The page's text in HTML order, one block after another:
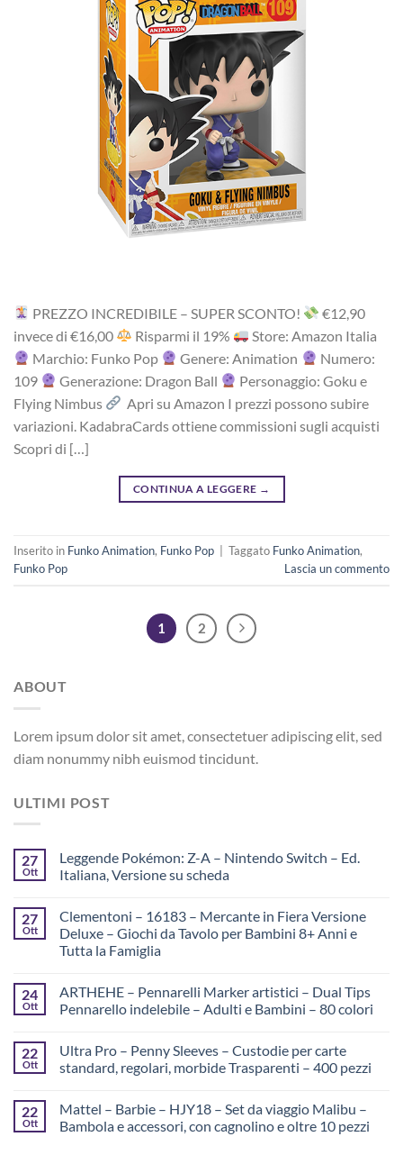
PREZZO INCREDIBILE – SUPER SCONTO!
‎€12,90
i‎nv‎ec‎e ‎di‎ €16,00
R‎is‎pa‎rm‎i ‎il‎ 19%
Store: Amazon Italia
Marchio: Funko Pop
Genere: Animation
Numero:
109
Generazione: Dragon Ball
Personaggio: Goku e
Flying Nimbus
Apri su Amazon I prezzi possono subire
variazioni. KadabraCards ottiene commissioni sugli acquisti
Scopri di […]
CONTINUA A LEGGERE →
Inserito in Funko Animation, Funko Pop Taggato Funko Animation,
Funko Pop
Lascia un commento
1 2
ABOUT
Lorem ipsum dolor sit amet, consectetuer adipiscing elit, sed
diam nonummy nibh euismod tincidunt.
ULTIMI POST
27
Ott
Leggende Pokémon: Z-A – Nintendo Switch – Ed.
Italiana, Versione su scheda
27
Ott
Clementoni – 16183 – Mercante in Fiera Versione
Deluxe – Giochi da Tavolo per Bambini 8+ Anni e
Tutta la Famiglia
24
Ott
ARTHEHE – Pennarelli Marker artistici – Dual Tips
Pennarello indelebile – Adulti e Bambini – 80 colori
22
Ott
Ultra Pro – Penny Sleeves – Custodie per carte
standard, regolari, morbide Trasparenti – 400 pezzi
22
Ott
Mattel – Barbie – HJY18 – Set da viaggio Malibu –
Bambola e accessori, con cagnolino e oltre 10 pezzi